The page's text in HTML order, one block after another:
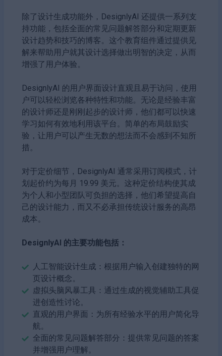
除了设计生成功能外，DesignlyAI 还提供一系列支
持功能，包括全面的常见问题解答部分和定期更新
设计趋势和技巧的博客。这个教育组件通过提供见
解来帮助用户就其设计选择做出明智的决定，从而
增强了用户体验。
DesignlyAI 的用户界面设计直观且易于访问，使用
户可以轻松浏览各种特性和功能。无论是经验丰富
的设计师还是刚刚起步的设计师，他们都可以快速
学习如何有效地利用该平台。简单的布局鼓励实
验，让用户可以产生无数的想法而不会感到不知所
措。
对于定价细节，DesignlyAI 通常采用订阅模式，计
划起价约为每月 19.99 美元。这种定价结构使其成
为个人和小型团队可负担的选择，他们希望提高自
己的设计能力，而又不必承担传统设计服务的高昂
成本。
DesignlyAI 的主要功能包括：
人工智能设计生成：根据用户输入创建独特的网
页设计概念。
虚拟头脑风暴工具：通过生成的视觉辅助工具促
进创造性讨论。
直观的用户界面：为所有经验水平的用户简化导
航。
全面的常见问题解答部分：提供常见问题的答案
并增强用户理解。